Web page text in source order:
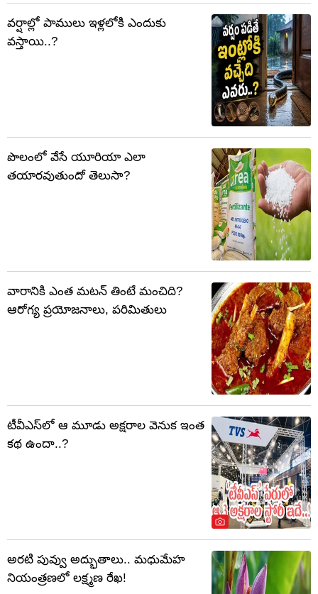
వర్షాల్లో పాములు ఇళ్లలోకి ఎందుకు
వస్తాయి..?
పొలంలో వేసే యూరియా ఎలా
తయారవుతుందో తెలుసా?
వారానికి ఎంత మటన్ తింటే మంచిది?
ఆరోగ్య ప్రయోజనాలు, పరిమితులు
టీవీఎస్‌లో ఆ మూడు అక్షరాల వెనుక ఇంత
కథ ఉందా..?
అరటి పువ్వు అద్భుతాలు.. మధుమేహ
నియంత్రణలో లక్ష్మణ రేఖ!